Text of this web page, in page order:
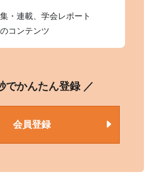
・連載、学会レポート
コンテンツ
でかんたん登録 ／
会員登録